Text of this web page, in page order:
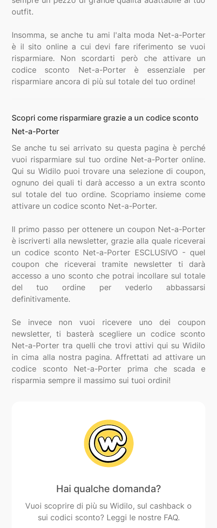
outfit.
Insomma, se anche tu ami l'alta moda Net-a-Porter
è il sito online a cui devi fare riferimento se vuoi
risparmiare. Non scordarti però che attivare un
codice sconto Net-a-Porter è essenziale per
Scopri come risparmiare grazie a un codice sconto
Net-a-Porter
Se anche tu sei arrivato su questa pagina è perché
vuoi risparmiare sul tuo ordine Net-a-Porter online.
Qui su Widilo puoi trovare una selezione di coupon,
ognuno dei quali ti darà accesso a un extra sconto
sul totale del tuo ordine. Scopriamo insieme come
attivare un codice sconto Net-a-Porter.
Il primo passo per ottenere un coupon Net-a-Porter
è iscriverti alla newsletter, grazie alla quale riceverai
un codice sconto Net-a-Porter ESCLUSIVO - quel
coupon che riceverai tramite newsletter ti darà
accesso a uno sconto che potrai incollare sul totale
del tuo ordine per vederlo abbassarsi
definitivamente.
Se invece non vuoi ricevere uno dei coupon
newsletter, ti basterà scegliere un codice sconto
Net-a-Porter tra quelli che trovi attivi qui su Widilo
in cima alla nostra pagina. Affrettati ad attivare un
codice sconto Net-a-Porter prima che scada e
Hai qualche domanda?
Vuoi scoprire di più su Widilo, sul cashback o
sui codici sconto? Leggi le nostre FAQ.